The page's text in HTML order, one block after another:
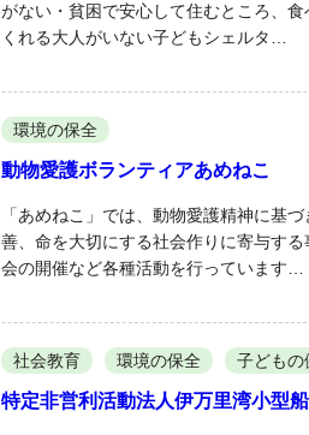
がない・貧困で安心して住むところ、
くれる大人がいない子どもシェルタ…
環境の保全
動物愛護ボランティアあめねこ
「あめねこ」では、動物愛護精神に基
善、命を大切にする社会作りに寄与す
会の開催など各種活動を行っています…
社会教育 環境の保全 子どもの
特定非営利活動法人伊万里湾小型